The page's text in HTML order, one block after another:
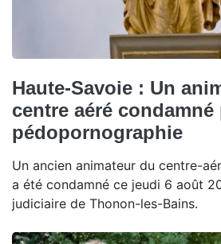
Haute-Savoie : Un
centre aéré condamné
pédopornographie
Un ancien animateur du centre-
a été condamné ce jeudi 6 août
judiciaire de Thonon-les-Bains.